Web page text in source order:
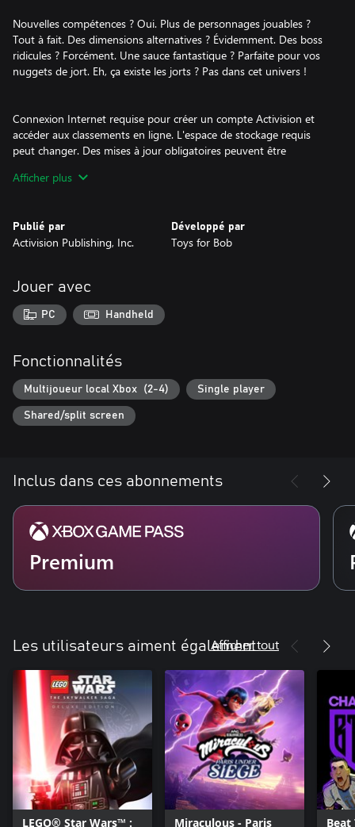
Nouvelles compétences ? Oui. Plus de personnages jouables ?
Tout à fait. Des dimensions alternatives ? Évidemment. Des boss
ridicules ? Forcément. Une sauce fantastique ? Parfaite pour vos
nuggets de jort. Eh, ça existe les jorts ? Pas dans cet univers !
Connexion Internet requise pour créer un compte Activision et
accéder aux classements en ligne. L'espace de stockage requis
peut changer. Des mises à jour obligatoires peuvent être
qui concerne la disponibilité des fonctions en ligne et peut les
termes du Contrat de Licence & de Service, ainsi que la Politique
de confidentialité disponibles à l'adresse
© 2020-2021 Activision Publishing, Inc. ACTIVISION, CRASH et
CRASH BANDICOOT sont des marques d'Activision Publishing,
Inc. Toutes les autres marques et tous les autres noms de
Afficher plus
Publié par
Activision Publishing, Inc.
Développé par
Toys for Bob
Jouer avec
PC Handheld
Fonctionnalités
Multijoueur local Xbox (2-4) Single player
Shared/split screen
Inclus dans ces abonnements
Premium
Les utilisateurs aiment également
Afficher tout
LEGO® Star Wars™ : Miraculous - Paris Beat